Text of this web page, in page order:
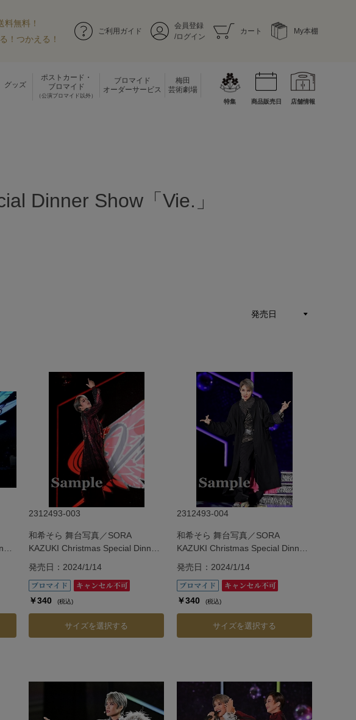
料無料！
！つかえる！
ご利用ガイド
会員登録
/ログイン
カート My本棚
グッズ
ポストカード・
ブロマイド
（公演ブロマイド以外）
ブロマイド
オーダーサービス
梅田
芸術劇場
特集 商品販売日 店舗情報
Dinner Show「Vie.」
2312493-003
和希そら 舞台写真／SORA
KAZUKI Christmas Special Dinner
Show「Vie.」
発売日：2024/1/14
￥340 (税込)
サイズを選択する
2312493-004
和希そら 舞台写真／SORA
KAZUKI Christmas Special Dinner
Show「Vie.」
発売日：2024/1/14
￥340 (税込)
サイズを選択する